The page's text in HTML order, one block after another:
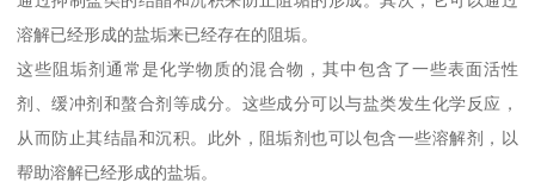
溶解已经形成的盐垢来已经存在的阻垢。
这些阻垢剂通常是化学物质的混合物，其中包含了一些表面活性
剂、缓冲剂和螯合剂等成分。这些成分可以与盐类发生化学反应，
从而防止其结晶和沉积。此外，阻垢剂也可以包含一些溶解剂，以
帮助溶解已经形成的盐垢。